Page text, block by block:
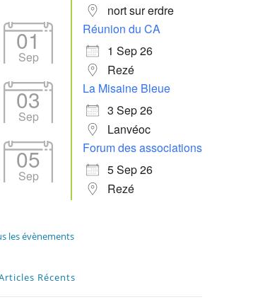
nort sur erdre
01
Sep
Réunion du CA
1 Sep 26
Rezé
03
Sep
La Misaine Bleue
3 Sep 26
Lanvéoc
05
Sep
Forum des associations
5 Sep 26
Rezé
les évènements
Récents